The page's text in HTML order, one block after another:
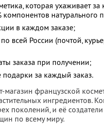
которая ухаживает
компонентов натурального
в каждом заказе;
всей России (почтой,
заказа при получении;
подарки за каждый заказ.
магазин французской
ингредиентов.
поколений, и её
по всему миру.